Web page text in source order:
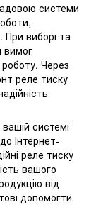
системи
При виборі та
вимог
Через
реле тиску
системі
Інтернет-
реле тиску
вашого
від
допомогти